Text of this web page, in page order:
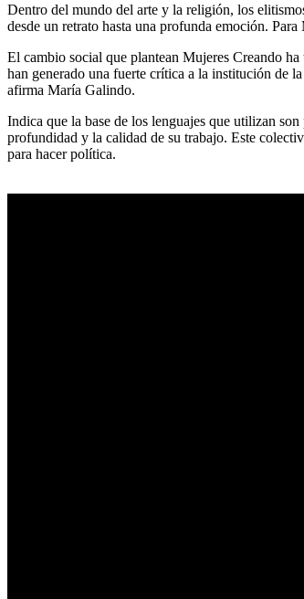
Dentro del mundo del arte y la religión, los
desde un retrato hasta una profunda emoción.
El cambio social que plantean Mujeres Creando
han generado una fuerte crítica a la institución de
afirma María Galindo.
Indica que la base de los lenguajes que utilizan
profundidad y la calidad de su trabajo. Este
para hacer política.